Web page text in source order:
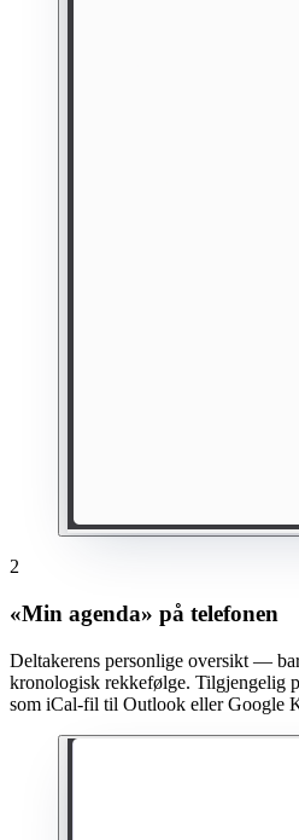
2
«Min agenda» på telefonen
Deltakerens personlige oversikt —
kronologisk rekkefølge. Tilgjengelig
som iCal-fil til Outlook eller Google